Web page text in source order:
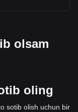
olsam
oling
sotib olish uchun bir